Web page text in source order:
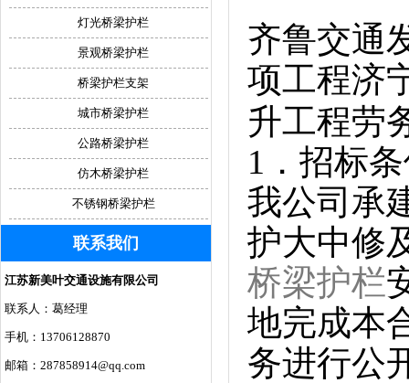
齐鲁交通
项工程济
升工程劳
1．招标
我公司承
护大中修
桥梁护栏
地完成本
务进行公
灯光桥梁护栏
景观桥梁护栏
桥梁护栏支架
城市桥梁护栏
公路桥梁护栏
仿木桥梁护栏
不锈钢桥梁护栏
联系我们
江苏新美叶交通设施有限公司
联系人：葛经理
手机：13706128870
邮箱：287858914@qq.com